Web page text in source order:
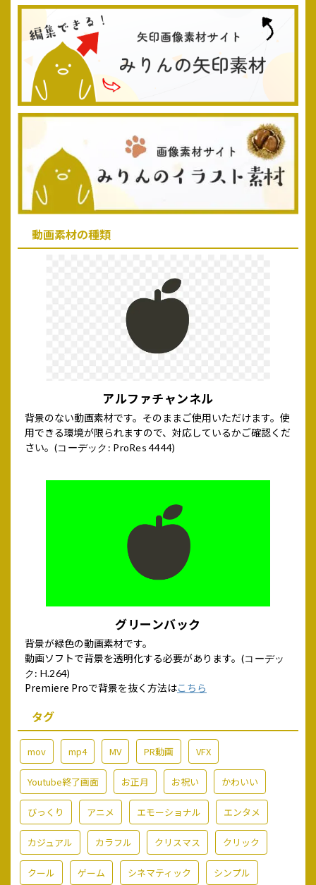
動画素材の種類
アルファチャンネル
背景のない動画素材です。そのままご使用いただけます。使
用できる環境が限られますので、対応しているかご確認くだ
さい。 (コーデック: ProRes 4444)
グリーンバック
背景が緑色の動画素材です。
動画ソフトで背景を透明化する必要があります。 (コーデッ
ク: H.264)
Premiere Proで背景を抜く方法はこちら
タグ
mov mp4 MV PR動画 VFX
Youtube終了画面 お正月 お祝い かわいい
びっくり アニメ エモーショナル エンタメ
カジュアル カラフル クリスマス クリック
クール ゲーム シネマティック シンプル